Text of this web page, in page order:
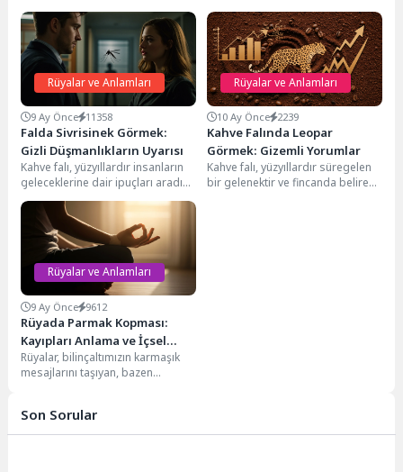
Rüyalar ve Anlamları
9 Ay Önce 11358
Falda Sivrisinek Görmek:
Gizli Düşmanlıkların Uyarısı
Kahve falı, yüzyıllardır insanların
geleceklerine dair ipuçları aradığı,
sembollerin derin anlamlar
taşıdığı eski bir gelenektir....
Rüyalar ve Anlamları
10 Ay Önce 2239
Kahve Falında Leopar
Görmek: Gizemli Yorumlar
Kahve falı, yüzyıllardır süregelen
bir gelenektir ve fincanda beliren
Rüyalar ve Anlamları
9 Ay Önce 9612
Rüyada Parmak Kopması:
Kayıpları Anlama ve İçsel
Gücü Keşfetme
Rüyalar, bilinçaltımızın karmaşık
mesajlarını taşıyan, bazen
Son Sorular